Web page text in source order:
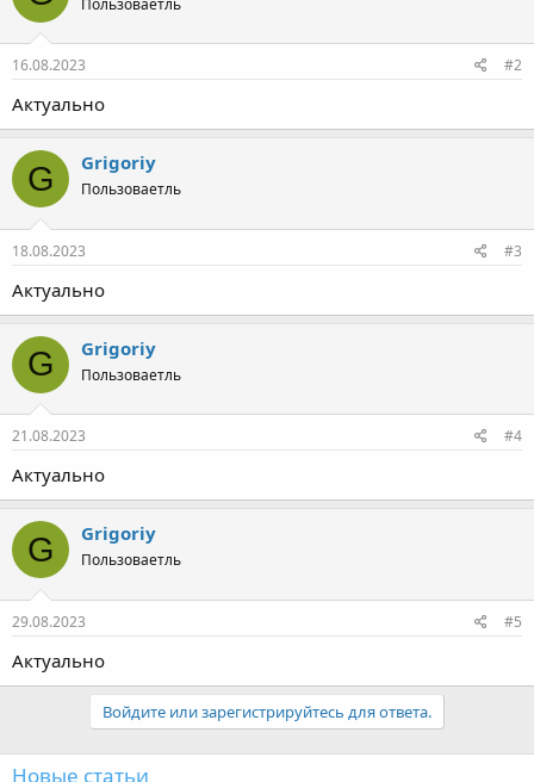
16.08.2023 #2
Актуально
G Grigoriy
Пользоваетль
18.08.2023 #3
Актуально
G Grigoriy
Пользоваетль
21.08.2023 #4
Актуально
G Grigoriy
Пользоваетль
29.08.2023 #5
Актуально
Войдите или зарегистрируйтесь для ответа.
Новые статьи